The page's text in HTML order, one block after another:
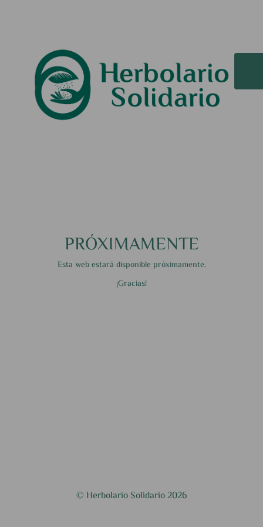
PRÓXIMAMENTE
Esta web estará disponible próximamente.
¡Gracias!
© Herbolario Solidario 2026